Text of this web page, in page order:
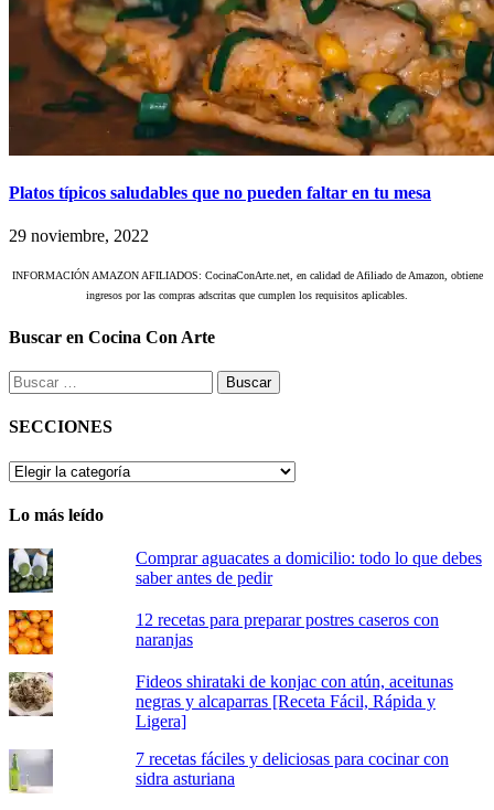
Platos típicos saludables que no pueden faltar en tu mesa
29 noviembre, 2022
INFORMACIÓN AMAZON AFILIADOS: CocinaConArte.net, en calidad de Afiliado de Amazon, obtiene
ingresos por las compras adscritas que cumplen los requisitos aplicables.
Buscar en Cocina Con Arte
Buscar:
SECCIONES
SECCIONES
Lo más leído
Comprar aguacates a domicilio: todo lo que debes
saber antes de pedir
12 recetas para preparar postres caseros con
naranjas
Fideos shirataki de konjac con atún, aceitunas
negras y alcaparras [Receta Fácil, Rápida y
Ligera]
7 recetas fáciles y deliciosas para cocinar con
sidra asturiana